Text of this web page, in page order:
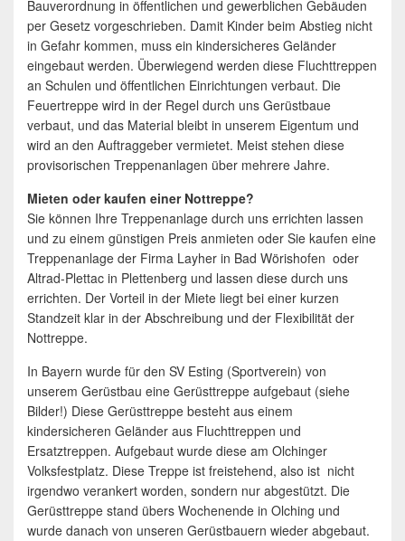
Bauverordnung in öffentlichen und gewerblichen Gebäuden
per Gesetz vorgeschrieben. Damit Kinder beim Abstieg nicht
in Gefahr kommen, muss ein kindersicheres Geländer
eingebaut werden. Überwiegend werden diese Fluchttreppen
an Schulen und öffentlichen Einrichtungen verbaut. Die
Feuertreppe wird in der Regel durch uns Gerüstbaue
verbaut, und das Material bleibt in unserem Eigentum und
wird an den Auftraggeber vermietet. Meist stehen diese
provisorischen Treppenanlagen über mehrere Jahre.
Mieten oder kaufen einer Nottreppe?
Sie können Ihre Treppenanlage durch uns errichten lassen
und zu einem günstigen Preis anmieten oder Sie kaufen eine
Treppenanlage der Firma Layher in Bad Wörishofen oder
Altrad-Plettac in Plettenberg und lassen diese durch uns
errichten. Der Vorteil in der Miete liegt bei einer kurzen
Standzeit klar in der Abschreibung und der Flexibilität der
Nottreppe.
In Bayern wurde für den SV Esting (Sportverein) von
unserem Gerüstbau eine Gerüsttreppe aufgebaut (siehe
Bilder!) Diese Gerüsttreppe besteht aus einem
kindersicheren Geländer aus Fluchttreppen und
Ersatztreppen. Aufgebaut wurde diese am Olchinger
Volksfestplatz. Diese Treppe ist freistehend, also ist nicht
irgendwo verankert worden, sondern nur abgestützt. Die
Gerüsttreppe stand übers Wochenende in Olching und
wurde danach von unseren Gerüstbauern wieder abgebaut.